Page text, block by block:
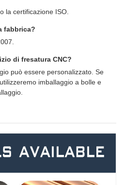
la certificazione ISO.
fabbrica?
di fresatura CNC?
può essere personalizzato. Se
imballaggio a bolle e